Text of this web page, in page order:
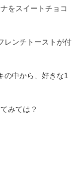
をスイートチョコ
レンチトーストが付
の中から、好きな1
みては？